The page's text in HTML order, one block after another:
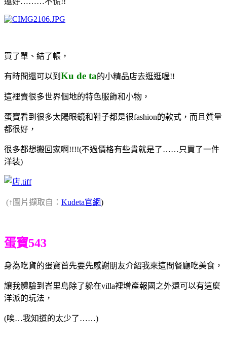
買了單、結了帳，
有時間還可以到 Ku de ta的小精品店去逛逛喔!!
這裡賣很多世界個地的特色服飾和小物，
蛋寶看到很多太陽眼鏡和鞋子都是很fashion的款式，而且質量
都很好，
很多都想搬回家啊!!!!(不過價格有些貴就是了……只買了一件
洋裝)
(↑圖片擷取自： Kudeta官網)
蛋寶543
身為吃貨的蛋寶首先要先感謝朋友介紹我來這間餐廳吃美食，
讓我體驗到峇里島除了躲在villa裡增產報國之外還可以有這麼
洋派的玩法，
(唉…我知道的太少了……)